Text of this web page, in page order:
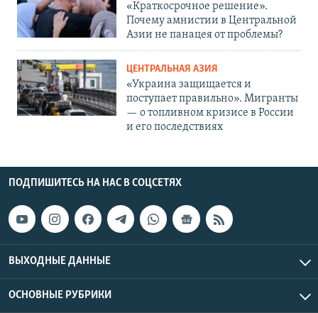
«Краткосрочное решение».
Почему амнистии в Центральной
Азии не панацея от проблемы?
ЦЕНТРАЛЬНАЯ АЗИЯ
«Украина защищается и
поступает правильно». Мигранты
— о топливном кризисе в России
и его последствиях
ПОДПИШИТЕСЬ НА НАС В СОЦСЕТЯХ
ВЫХОДНЫЕ ДАННЫЕ
ОСНОВНЫЕ РУБРИКИ